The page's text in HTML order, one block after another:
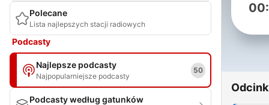
Polecane
Lista najlepszych stacji radiowych
Podcasty
Najlepsze podcasty
Najpopularniejsze podcasty
50
Podcasty według gatunków